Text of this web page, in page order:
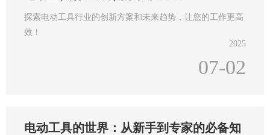
探索电动工具行业的创新方案和未来趋势，让您的工作更高
效！
2025
07-02
电动工具的世界：从新手到专家的必备知